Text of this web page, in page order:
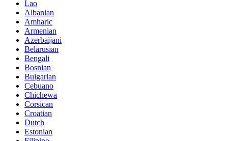
Lao
Albanian
Amharic
Armenian
Azerbaijani
Belarusian
Bengali
Bosnian
Bulgarian
Cebuano
Chichewa
Corsican
Croatian
Dutch
Estonian